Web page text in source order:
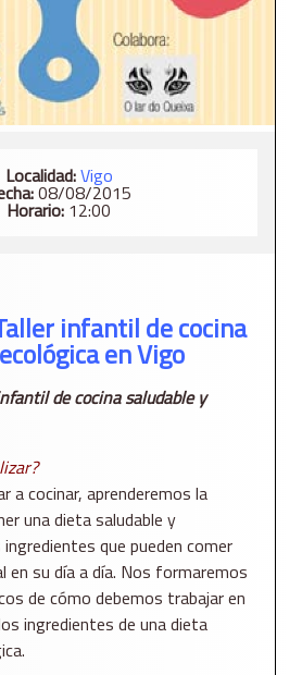
Localidad:Vigo
08/08/2015
Horario: 12:00
infantil de cocina
en Vigo
de cocina saludable y
a cocinar, aprenderemos la
una dieta saludable y
que pueden comer
en su día a día. Nos formaremos
de cómo debemos trabajar en
ingredientes de una dieta